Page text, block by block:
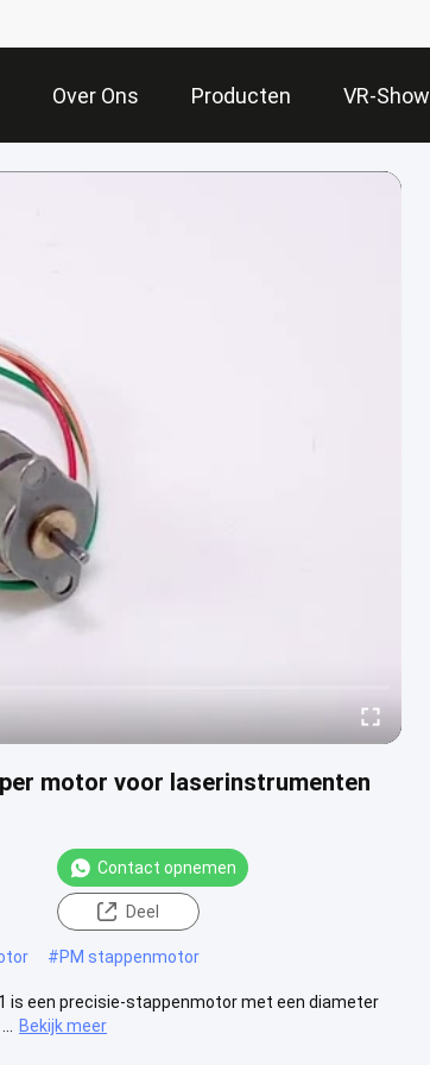
Over Ons Producten VR-Show
motor voor laserinstrumenten
Contact opnemen
Deel
#PM stappenmotor
is een precisie-stappenmotor met een diameter
Bekijk meer